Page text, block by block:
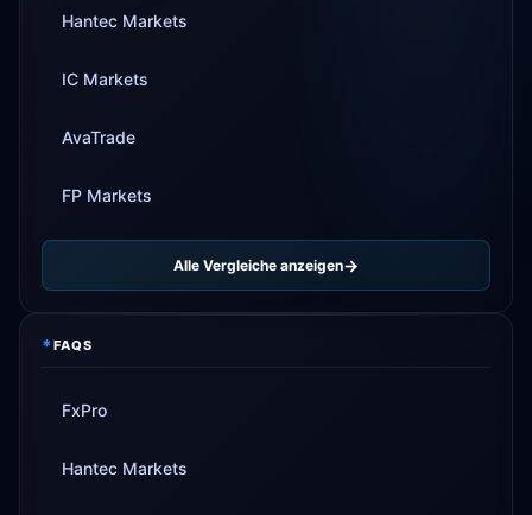
Hantec Markets
IC Markets
AvaTrade
FP Markets
Alle Vergleiche anzeigen
*FAQS
FxPro
Hantec Markets